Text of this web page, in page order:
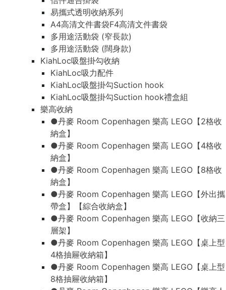
易攜式透明收納系列
A4高清文件書袋F4高清文件書袋
多用途活動袋 (窄長款)
多用途活動袋 (闊身款)
KiahLoc吸盤掛勾收納
KiahLoc吸力配件
KiahLoc吸盤掛勾Suction hook
KiahLoc吸盤掛勾Suction hook禮盒組
樂高收納
●丹麥 Room Copenhagen 樂高 LEGO【2格收
納盒】
●丹麥 Room Copenhagen 樂高 LEGO【4格收
納盒】
●丹麥 Room Copenhagen 樂高 LEGO【8格收
納盒】
●丹麥 Room Copenhagen 樂高 LEGO【外出攜
帶盒】【綜合收納盒】
●丹麥 Room Copenhagen 樂高 LEGO【收納三
層架】
●丹麥 Room Copenhagen 樂高 LEGO【桌上型
4格抽屜收納箱】
●丹麥 Room Copenhagen 樂高 LEGO【桌上型
8格抽屜收納箱】